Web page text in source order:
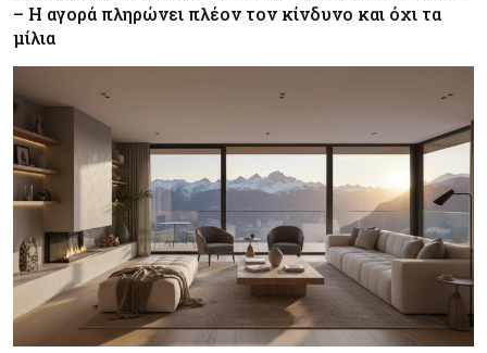
– Η αγορά πληρώνει πλέον τον κίνδυνο και όχι τα
μίλια